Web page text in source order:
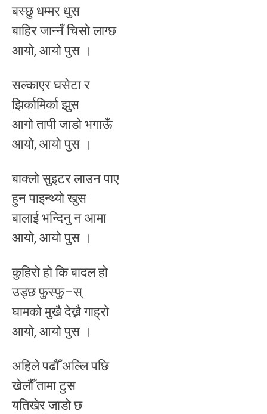
बस्छु धम्मर धुस
बाहिर जान्नँ चिसो लाग्छ
आयो, आयो पुस ।
सल्काएर घसेटा र
झिर्कामिर्का झुस
आगो तापी जाडो भगाऊँ
आयो, आयो पुस ।
बाक्लो सुइटर लाउन पाए
हुन पाइन्थ्यो खुस
बालाई भन्दिनु न आमा
आयो, आयो पुस ।
कुहिरो हो कि बादल हो
उड्छ फुस्फु–स्
घामको मुखै देख्नै गाह्रो
आयो, आयो पुस ।
अहिले पढौँ अल्लि पछि
खेलौँ तामा टुस
यतिखेर जाडो छ